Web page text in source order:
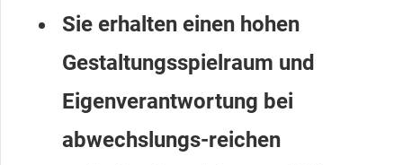
Sie erhalten einen hohen
Gestaltungsspielraum und
Eigenverantwortung bei
abwechslungs-reichen